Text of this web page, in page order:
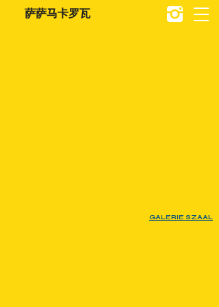
萨萨马卡罗瓦
GALERIE SZAAL